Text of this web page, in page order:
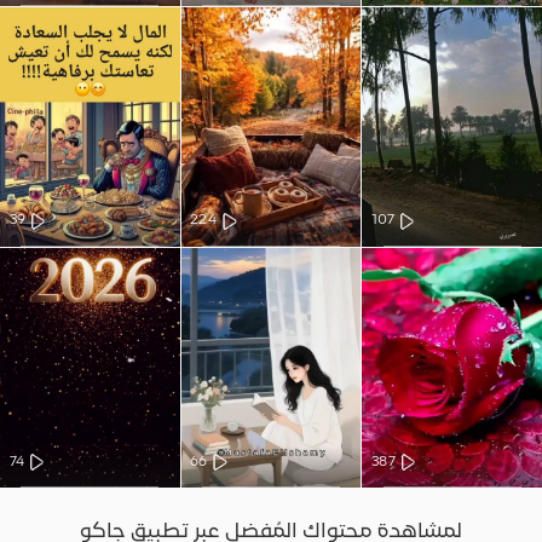
107
224
39
387
66
74
لمشاهدة محتواك المُفضل عبر تطبيق جاكو